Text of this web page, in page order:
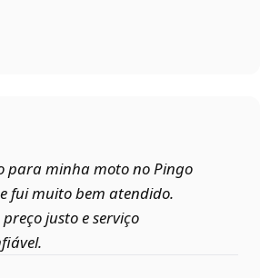
para minha moto no Pingo
e fui muito bem atendido.
justo e serviço